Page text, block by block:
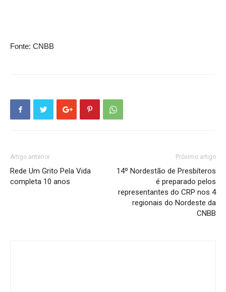
Fonte: CNBB
Artigo anterior
Rede Um Grito Pela Vida
completa 10 anos
Próximo artigo
14º Nordestão de Presbíteros
é preparado pelos
representantes do CRP nos 4
regionais do Nordeste da
CNBB